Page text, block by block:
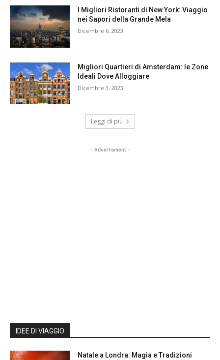
I Migliori Ristoranti di New York: Viaggio
nei Sapori della Grande Mela
Dicembre 6, 2023
Migliori Quartieri di Amsterdam: le Zone
Ideali Dove Alloggiare
Dicembre 3, 2023
Leggi di più
- Advertisment -
IDEE DI VIAGGIO
Natale a Londra: Magia e Tradizioni